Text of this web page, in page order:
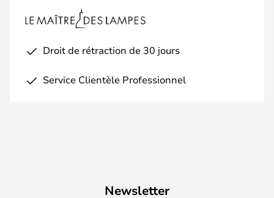
Droit de rétraction de 30 jours
Service Clientèle Professionnel
Newsletter